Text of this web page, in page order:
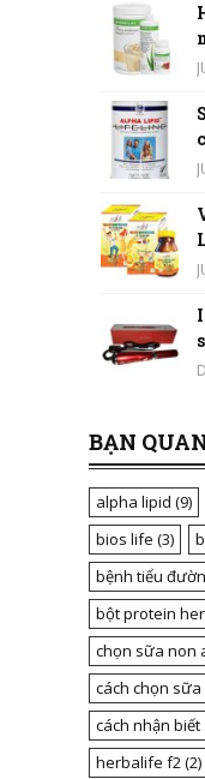
BẠN
alpha lipid (9)
bios life (3)
bệnh tiểu
bột protein
chọn sữa non
cách chọn
cách nhận
herbalife f2(2)